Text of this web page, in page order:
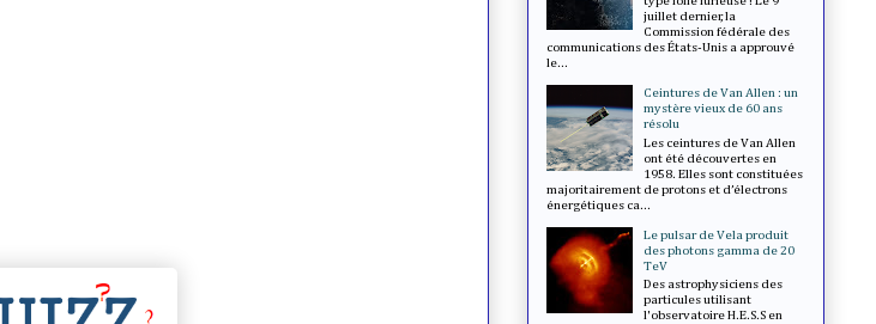
juillet dernier, la
Commission fédérale des
communications des États-Unis a approuvé
le...
Ceintures de Van Allen : un
mystère vieux de 60 ans
résolu
Les ceintures de Van Allen
ont été découvertes en
1958. Elles sont constituées
majoritairement de protons et d’électrons
énergétiques ca...
Le pulsar de Vela produit
des photons gamma de 20
TeV
Des astrophysiciens des
particules utilisant
l'observatoire H.E.S.S en